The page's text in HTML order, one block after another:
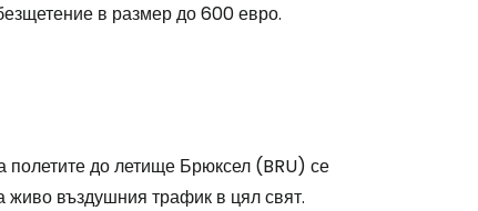
в размер до 600 евро.
до летище Брюксел (BRU) се
въздушния трафик в цял свят.
с имейл